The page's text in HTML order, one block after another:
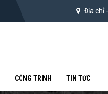
Địa chỉ -
CÔNG TRÌNH TIN TỨC